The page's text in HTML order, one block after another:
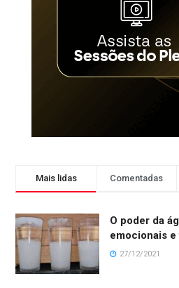
Mais lidas Comentadas
O poder da
emocionais
27/12/2021